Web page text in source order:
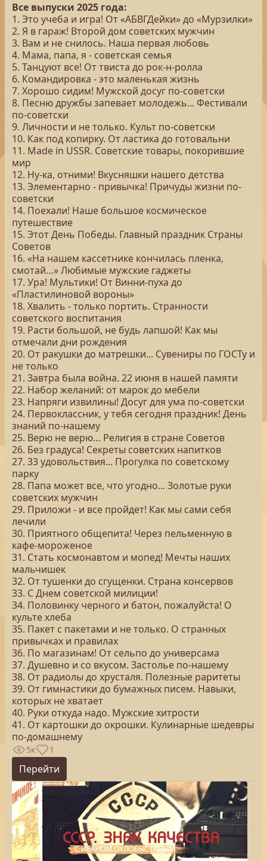
Все выпуски 2025 года:
1. Это учеба и игра! От «АБВГДейки» до «Мурзилки»
2. Я в гараж! Второй дом советских мужчин
3. Вам и не снилось. Наша первая любовь
4. Мама, папа, я - советская семья
5. Танцуют все! От твиста до рок-н-ролла
6. Командировка - это маленькая жизнь
7. Хорошо сидим! Мужской досуг по-советски
8. Песню дружбы запевает молодежь... Фестивали
по-советски
9. Личности и не только. Культ по-советски
10. Как под копирку. От ластика до готовальни
11. Made in USSR. Советские товары, покорившие
мир
12. Ну-ка, отними! Вкусняшки нашего детства
13. Элементарно - привычка! Причуды жизни по-
советски
14. Поехали! Наше большое космическое
путешествие
15. Этот День Победы. Главный праздник Страны
Советов
16. «На нашем кассетнике кончилась пленка,
смотай…» Любимые мужские гаджеты
17. Ура! Мультики! От Винни-пуха до
«Пластилиновой вороны»
18. Хвалить - только портить. Странности
советского воспитания
19. Расти большой, не будь лапшой! Как мы
отмечали дни рождения
20. От ракушки до матрешки... Сувениры по ГОСТу и
не только
21. Завтра была война. 22 июня в нашей памяти
22. Набор желаний: от марок до мебели
23. Напряги извилины! Досуг для ума по-советски
24. Первоклассник, у тебя сегодня праздник! День
знаний по-нашему
25. Верю не верю… Религия в стране Советов
26. Без градуса! Секреты советских напитков
27. 33 удовольствия... Прогулка по советскому
парку
28. Папа может все, что угодно... Золотые руки
советских мужчин
29. Приложи - и все пройдет! Как мы сами себя
лечили
30. Приятного общепита! Через пельменную в
кафе-мороженое
31. Стать космонавтом и мопед! Мечты наших
мальчишек
32. От тушенки до сгущенки. Страна консервов
33. С Днем советской милиции!
34. Половинку черного и батон, пожалуйста! О
культе хлеба
35. Пакет с пакетами и не только. О странных
привычках и правилах
36. По магазинам! От сельпо до универсама
37. Душевно и со вкусом. Застолье по-нашему
38. От радиолы до хрусталя. Полезные раритеты
39. От гимнастики до бумажных писем. Навыки,
которых не хватает
40. Руки откуда надо. Мужские хитрости
41. От картошки до окрошки. Кулинарные шедевры
по-домашнему
5к 1
Перейти